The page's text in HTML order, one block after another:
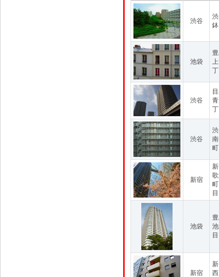
渋谷
池袋
渋谷
渋谷
新宿
目
池袋
目
新宿